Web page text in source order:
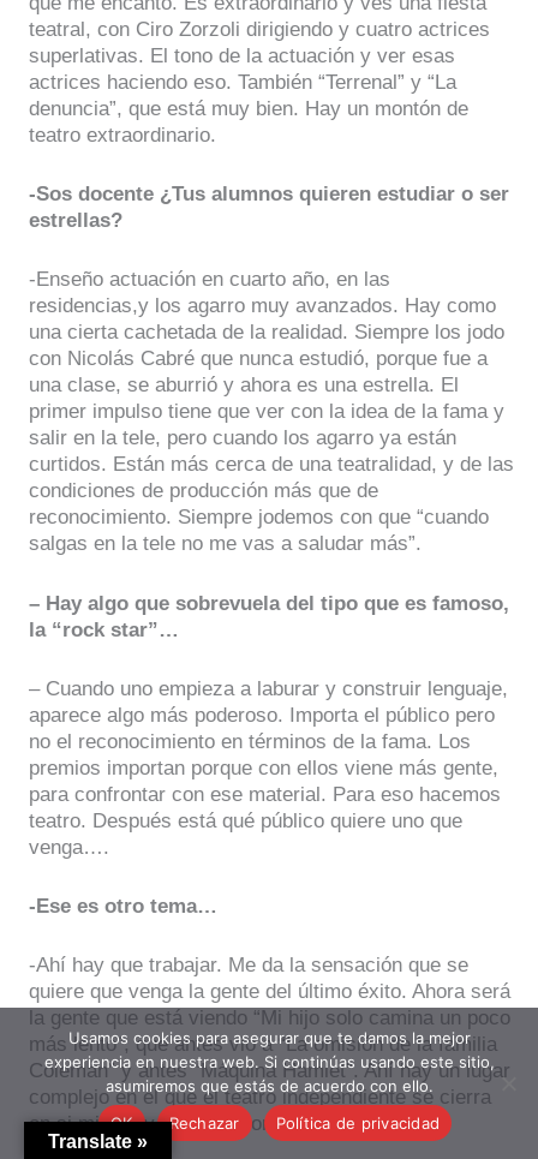
teatral, con Ciro Zorzoli dirigiendo y cuatro actrices
superlativas. El tono de la actuación y ver esas
actrices haciendo eso. También “Terrenal” y “La
denuncia”, que está muy bien. Hay un montón de
teatro extraordinario.
-Sos docente ¿Tus alumnos quieren estudiar o ser
estrellas?
-Enseño actuación en cuarto año, en las
residencias,y los agarro muy avanzados. Hay como
una cierta cachetada de la realidad. Siempre los jodo
con Nicolás Cabré que nunca estudió, porque fue a
una clase, se aburrió y ahora es una estrella. El
primer impulso tiene que ver con la idea de la fama y
salir en la tele, pero cuando los agarro ya están
curtidos. Están más cerca de una teatralidad, y de las
condiciones de producción más que de
reconocimiento. Siempre jodemos con que “cuando
salgas en la tele no me vas a saludar más”.
– Hay algo que sobrevuela del tipo que es famoso,
la “rock star”…
– Cuando uno empieza a laburar y construir lenguaje,
aparece algo más poderoso. Importa el público pero
no el reconocimiento en términos de la fama. Los
premios importan porque con ellos viene más gente,
para confrontar con ese material. Para eso hacemos
teatro. Después está qué público quiere uno que
venga….
-Ese es otro tema…
-Ahí hay que trabajar. Me da la sensación que se
quiere que venga la gente del último éxito. Ahora será
la gente que está viendo “Mi hijo solo camina un poco
más lento”, que antes vio a “La omisión de la familia
Coleman” y antes “Máquina Hamlet”. Ahí hay un lugar
complejo en el que el teatro independiente se cierra
en si mismo y termina mordiéndose la cola.
Translate »
Usamos cookies para asegurar que te damos la mejor
experiencia en nuestra web. Si continúas usando este sitio,
asumiremos que estás de acuerdo con ello.
OK
Rechazar Política de privacidad